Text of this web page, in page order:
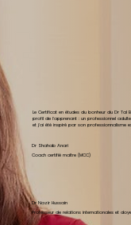
Le Certificat en études du bonheur du Dr
profil de l'apprenant : un professionnel
et j'ai été inspiré par son professionnalisme
Dr Shahab Anari
Coach certifié maître (MCC)
Dr Nazir Hussain
Professeur de relations internationales et